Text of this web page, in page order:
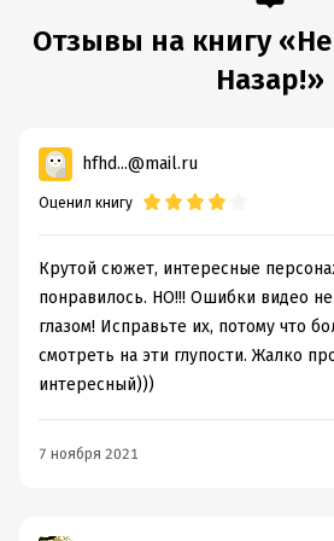
Отзывы на книгу
Назар!»
hfhd...@mail.ru
Оценил книгу
Крутой сюжет, интересные
понравилось. НО!!! Ошибки видео
глазом! Исправьте их, потому что
смотреть на эти глупости. Жалко
интересный)))
7 ноября 2021